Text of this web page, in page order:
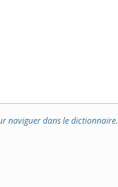
naviguer dans le dictionnaire.